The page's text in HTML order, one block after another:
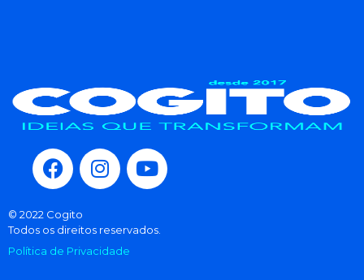
© 2022 Cogito
Todos os direitos reservados.
Política de Privacidade